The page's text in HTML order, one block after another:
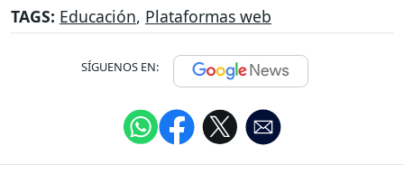
TAGS: Educación, Plataformas web
SÍGUENOS EN: